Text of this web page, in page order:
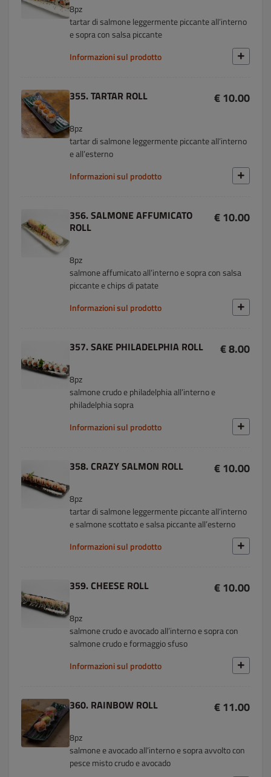
8pz
tartar di salmone leggermente piccante all’interno
e sopra con salsa piccante
Informazioni sul prodotto
355. TARTAR ROLL € 10.00
8pz
tartar di salmone leggermente piccante all’interno
e all’esterno
Informazioni sul prodotto
356. SALMONE AFFUMICATO
ROLL
€ 10.00
8pz
salmone affumicato all’interno e sopra con salsa
piccante e chips di patate
Informazioni sul prodotto
357. SAKE PHILADELPHIA ROLL € 8.00
8pz
salmone crudo e philadelphia all’interno e
philadelphia sopra
Informazioni sul prodotto
358. CRAZY SALMON ROLL € 10.00
8pz
tartar di salmone leggermente piccante all’interno
e salmone scottato e salsa piccante all’esterno
Informazioni sul prodotto
359. CHEESE ROLL € 10.00
8pz
salmone crudo e avocado all’interno e sopra con
salmone crudo e formaggio sfuso
Informazioni sul prodotto
360. RAINBOW ROLL € 11.00
8pz
salmone e avocado all’interno e sopra avvolto con
pesce misto crudo e avocado